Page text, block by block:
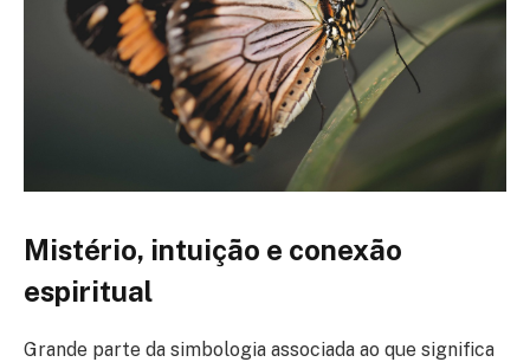
Mistério, intuição e conexão
espiritual
Grande parte da simbologia associada ao que significa